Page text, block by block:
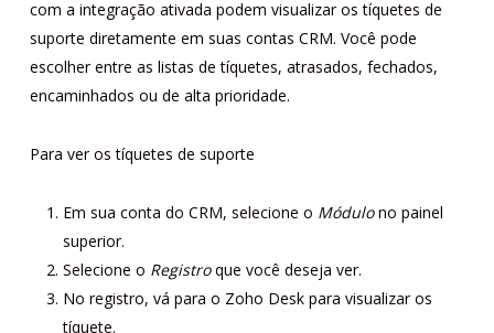
com a integração ativada podem visualizar os tíquetes de
suporte diretamente em suas contas CRM. Você pode
escolher entre as listas de tíquetes, atrasados, fechados,
encaminhados ou de alta prioridade.
Para ver os tíquetes de suporte
Em sua conta do CRM, selecione o Módulono painel
superior.
Selecione o Registroque você deseja ver.
No registro, vá para o Zoho Desk para visualizar os
tíquete.